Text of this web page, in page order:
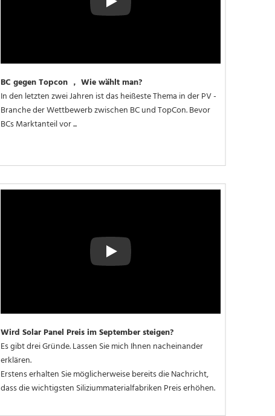
Play
BC gegen Topcon ， Wie wählt man?
In den letzten zwei Jahren ist das heißeste Thema in der PV -
Branche der Wettbewerb zwischen BC und TopCon. Bevor
BCs Marktanteil vor ...
Play
Wird Solar Panel Preis im September steigen?
Es gibt drei Gründe. Lassen Sie mich Ihnen nacheinander
erklären.
Erstens erhalten Sie möglicherweise bereits die Nachricht,
dass die wichtigsten Siliziummaterialfabriken Preis erhöhen.